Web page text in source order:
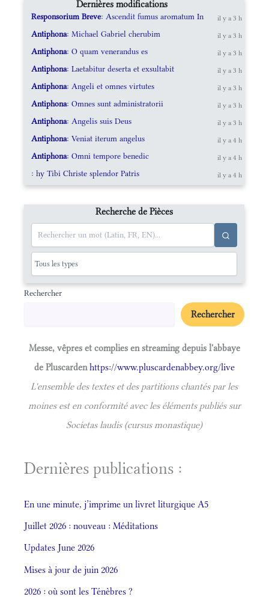
Dernières modifications
Responsorium Breve: Ascendit fumus aromatum In il y a 3 h
Antiphona: Michael Gabriel cherubim il y a 3 h
Antiphona: O quam venerandus es il y a 3 h
Antiphona: Laetabitur deserta et exsultabit il y a 3 h
Antiphona: Angeli et omnes virtutes il y a 3 h
Antiphona: Omnes sunt administratorii il y a 3 h
Antiphona: Angelis suis Deus il y a 3 h
Antiphona: Veniat iterum angelus il y a 4 h
Antiphona: Omni tempore benedic il y a 4 h
: hy Tibi Christe splendor Patris il y a 4 h
Recherche de Pièces
Rechercher
Rechercher
Messe, vêpres et complies en streaming depuis l'abbaye
de Pluscardenhttps://www.pluscardenabbey.org/live
L'ensemble des textes et des partitions chantés par les
moines est en conformité avec les éléments publiés sur
Societas laudis (cursus monastique)
Dernières publications :
En une minute, j’imprime un livret liturgique A5
Juillet 2026 : nouveau : Méditations
Updates June 2026
Mises à jour de juin 2026
2026 : où sont les Ténèbres ?